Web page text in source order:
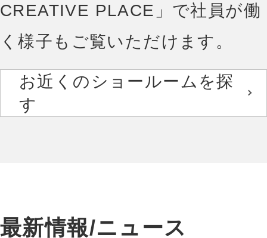
CREATIVE PLACE」で社員が働
く様子もご覧いただけます。
お近くのショールームを探
す
最新情報/ニュース